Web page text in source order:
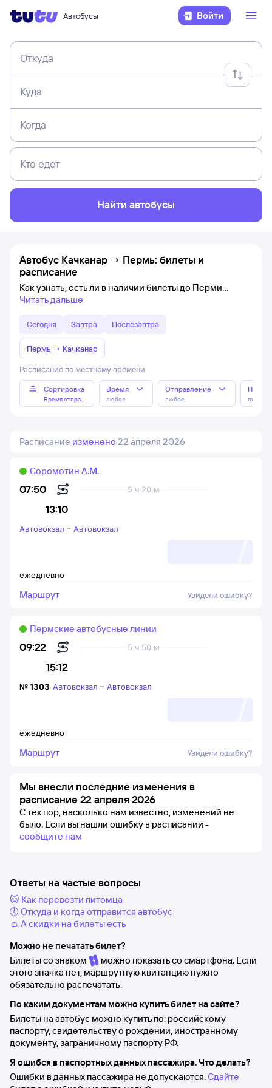
Автобусы Войти
Откуда
Куда
Когда
Кто едет
Найти автобусы
Автобус Качканар → Пермь: билеты и
расписание
Как узнать, есть ли в наличии билеты до Перми
Читать дальше
Сегодня Завтра Послезавтра
Пермь → Качканар
Расписание по местному времени
Сортировка
Время отправления
Время
любое
Отправление
любое любое
Расписание изменено 22 апреля 2026
07:50
13:10
5 ч 20 м
Соромотин А.М.
ежедневно
Автовокзал – Автовокзал
Маршрут Увидели ошибку?
09:22
15:12
5 ч 50 м
Пермские автобусные линии
ежедневно
№1303 Автовокзал – Автовокзал
Маршрут Увидели ошибку?
Мы внесли последние изменения в
расписание 22 апреля 2026
С тех пор, насколько нам известно, изменений не
было. Если вы нашли ошибку в расписании -
сообщите нам
Ответы на частые вопросы
🐱 Как перевезти питомца
🕔 Откуда и когда отправится автобус
👛 А скидки на билеты есть
Можно не печатать билет?
Билеты со знаком
можно показать со смартфона. Если
этого значка нет, маршрутную квитанцию нужно
обязательно распечатать.
По каким документам можно купить билет на сайте?
Билеты на автобус можно купить по: российскому
паспорту, свидетельству о рождении, иностранному
документу, заграничному паспорту РФ.
Я ошибся в паспортных данных пассажира. Что делать?
Ошибки в данных пассажира не допускаются.Сдайте